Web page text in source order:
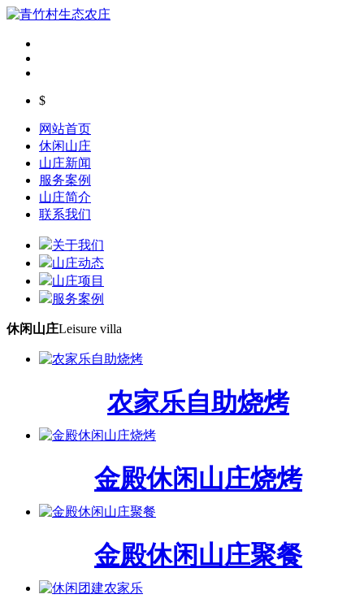
$
网站首页
休闲山庄
山庄新闻
服务案例
山庄简介
联系我们
关于我们
山庄动态
山庄项目
服务案例
休闲山庄Leisure villa
农家乐自助烧烤
金殿休闲山庄烧烤
金殿休闲山庄聚餐